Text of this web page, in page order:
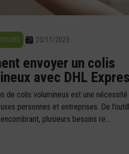
23/11/2023
envoyer un colis
avec DHL
de colis volumineux est une
personnes et entreprises. De
plusieurs besoins re...